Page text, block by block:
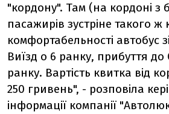
"кордону". Там (на кордоні з
пасажирів зустріне такого ж
комфортабельності автобус
Виїзд о 6 ранку, прибуття
ранку. Вартість квитка від
250 гривень", - розповіла
інформації компанії